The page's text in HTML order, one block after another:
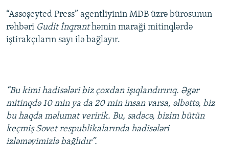
XƏBƏR BÜLLETENLƏRIMIZ
“Assoşeyted Press” agentliyinin MDB üzrə bürosunun
rəhbəri Gudit İnqranthəmin maraği mitinqlərdə
iştirakçıların sayı ilə bağlayır.
“Bu kimi hadisələri biz çoxdan işıqlandırırıq. Əgər
mitinqdə 10 min ya da 20 min insan varsa, əlbəttə, biz
bu haqda məlumat veririk. Bu, sadəcə, bizim bütün
keçmiş Sovet respublikalarında hadisələri
izləməyimizlə bağlıdır”.